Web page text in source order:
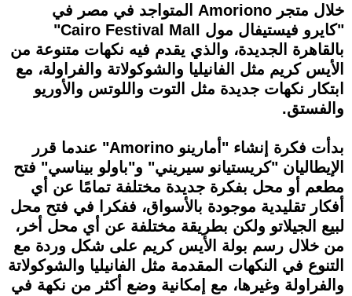
خلال متجر Amoriono المتواجد في مصر في
"كايرو فيستيفال مول Cairo Festival Mall"
بالقاهرة الجديدة، والذي يقدم فيه نكهات متنوعة من
الأيس كريم مثل الفانيليا والشوكولاتة والفراولة، مع
ابتكار نكهات جديدة مثل التوت واللوتس والأوريو
والفستق.
بدأت فكرة إنشاء "أمارينو Amorino" عندما قرر
الإيطاليان "كريستيانو سيريني" و"باولو بيناسي" فتح
مطعم أو محل بفكرة جديدة مختلفة تمامًا عن أي
أفكار تقليدية موجودة بالأسواق، ففكرا في فتح محل
لبيع الجيلاتو ولكن بطريقة مختلفة عن أي محل أخر،
من خلال رسم بولة الأيس كريم على شكل وردة مع
التنوع في النكهات المقدمة مثل الفانيليا والشوكولاتة
والفراولة وغيرها، مع إمكانية وضع أكثر من نكهة في